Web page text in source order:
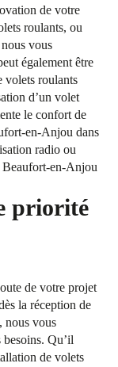
de votre
roulants, ou
vous
également être
volets roulants
d’un volet
le confort de
en-Anjou dans
radio ou
Beaufort-en-Anjou
priorité
de votre projet
la réception de
nous vous
Qu’il
de volets